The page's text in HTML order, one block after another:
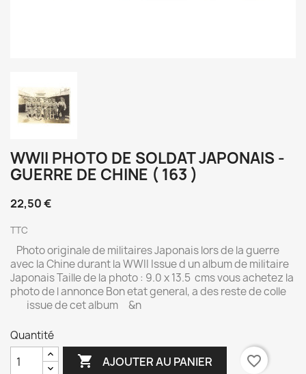
WWII PHOTO DE SOLDAT JAPONAIS -
GUERRE DE CHINE ( 163 )
22,50 €
TTC
Photo originale de militaires Japonais lors de la guerre
avec la Chine durant la WWII Issue d un album de militaire
Japonais Taille de la photo : 9.0 x 13.5 cms vous achetez la
photo de l annonce Bon etat general, a des reste de colle
issue de cet album &n
Quantité
 AJOUTER AU PANIER
favorite_border